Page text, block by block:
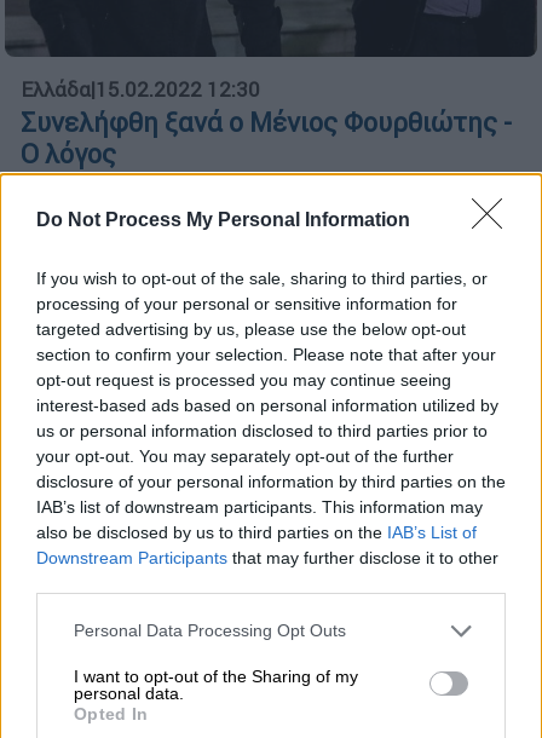
Do Not Process My Personal Information
If you wish to opt-out of the sale, sharing to third parties, or
processing of your personal or sensitive information for
targeted advertising by us, please use the below opt-out
section to confirm your selection. Please note that after your
opt-out request is processed you may continue seeing
interest-based ads based on personal information utilized by
us or personal information disclosed to third parties prior to
your opt-out. You may separately opt-out of the further
disclosure of your personal information by third parties on the
IAB’s list of downstream participants. This information may
also be disclosed by us to third parties on the IAB’s List of
Downstream Participants that may further disclose it to other
Please note that this website/app uses one or more Google
not limited to your visit or usage behaviour. You may click to
grant or deny consent to Google and its third-party tags to
use your data for below specified purposes in below Google
Personal Data Processing Opt Outs
I want to opt-out of the Sharing of my
personal data.
Opted In
Ελλάδα|15.02.2022 12:30
Συνελήφθη ξανά ο Μένιος Φουρθιώτης -
Ο λόγος
Πολιτική|08.02.2022 12:06
Ο Γεραπετρίτης απαντά για Φουρθιώτη:
Τυπικά τα SMS - Δεν τον γνωρίζω ούτε